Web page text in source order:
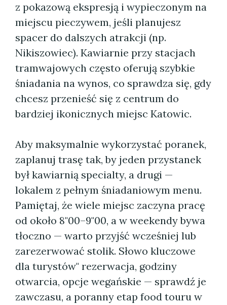
z pokazową ekspresją i wypieczonym na
miejscu pieczywem, jeśli planujesz
spacer do dalszych atrakcji (np.
Nikiszowiec). Kawiarnie przy stacjach
tramwajowych często oferują szybkie
śniadania na wynos, co sprawdza się, gdy
chcesz przenieść się z centrum do
bardziej ikonicznych miejsc Katowic.
Aby maksymalnie wykorzystać poranek,
zaplanuj trasę tak, by jeden przystanek
był kawiarnią specialty, a drugi —
lokalem z pełnym śniadaniowym menu.
Pamiętaj, że wiele miejsc zaczyna pracę
od około 8"00–9"00, a w weekendy bywa
tłoczno — warto przyjść wcześniej lub
zarezerwować stolik. Słowo kluczowe
dla turystów" rezerwacja, godziny
otwarcia, opcje wegańskie — sprawdź je
zawczasu, a poranny etap food touru w